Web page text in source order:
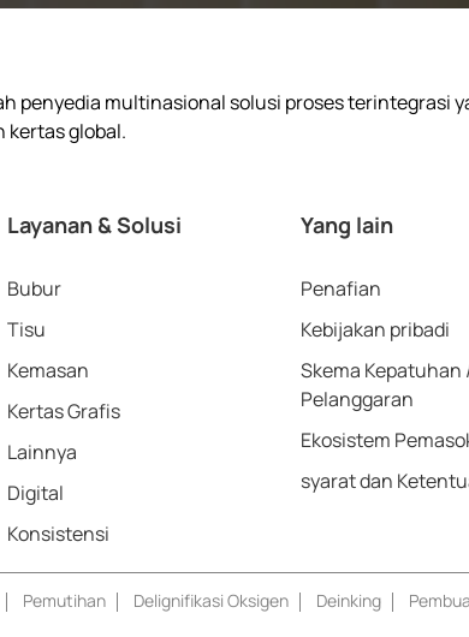
penyedia multinasional solusi proses terintegrasi
kertas global.
Layanan & Solusi
Bubur
Tisu
Kemasan
Kertas Grafis
Lainnya
Digital
Konsistensi
Yang lain
Penafian
Kebijakan pribadi
Skema Kepatuhan
Pelanggaran
Ekosistem
syarat dan
Pemutihan Delignifikasi Oksigen Deinking